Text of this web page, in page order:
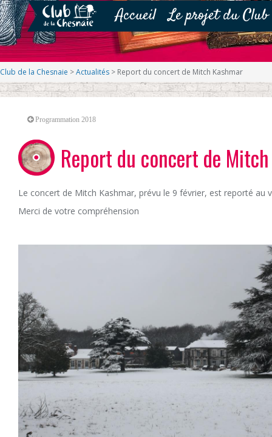
Accueil Le projet du Club
Club de la Chesnaie >Actualités > Report du concert de Mitch Kashmar
Programmation 2018
Report du concert de
Le concert de Mitch Kashmar, prévu le 9 février, est reporté au
Merci de votre compréhension